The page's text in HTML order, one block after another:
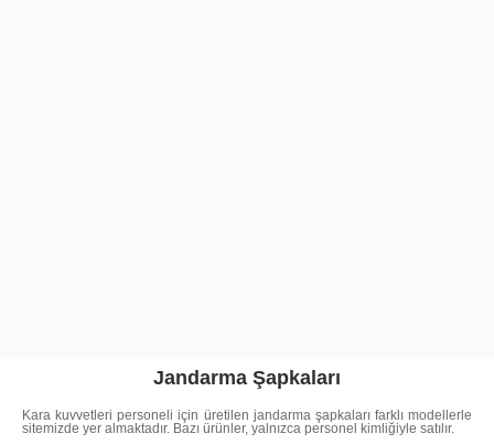
Jandarma Şapkaları
Kara kuvvetleri personeli için üretilen jandarma şapkaları farklı modellerle
sitemizde yer almaktadır. Bazı ürünler, yalnızca personel kimliğiyle satılır.